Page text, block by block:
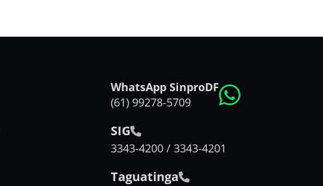
WhatsApp SinproDF
(61) 99278-5709
SIG
3343-4200 / 3343-4201
Taguatinga